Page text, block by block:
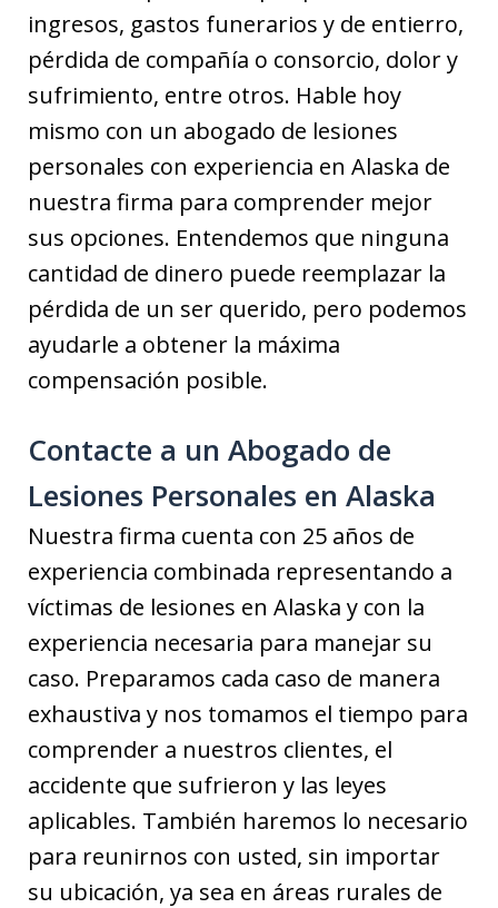
ingresos, gastos funerarios y de entierro,
pérdida de compañía o consorcio, dolor y
sufrimiento, entre otros. Hable hoy
mismo con un abogado de lesiones
personales con experiencia en Alaska de
nuestra firma para comprender mejor
sus opciones. Entendemos que ninguna
cantidad de dinero puede reemplazar la
pérdida de un ser querido, pero podemos
ayudarle a obtener la máxima
compensación posible.
Contacte a un Abogado de
Lesiones Personales en Alaska
Nuestra firma cuenta con 25 años de
experiencia combinada representando a
víctimas de lesiones en Alaska y con la
experiencia necesaria para manejar su
caso. Preparamos cada caso de manera
exhaustiva y nos tomamos el tiempo para
comprender a nuestros clientes, el
accidente que sufrieron y las leyes
aplicables. También haremos lo necesario
para reunirnos con usted, sin importar
su ubicación, ya sea en áreas rurales de